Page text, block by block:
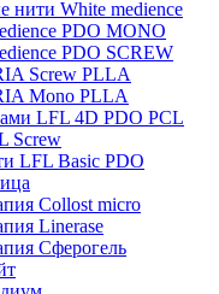
нити White medience
PDO MONO
PDO SCREW
Screw PLLA
Mono PLLA
LFL 4D PDO PCL
Screw
LFL Basic PDO
Collost micro
Linerase
Сферогель